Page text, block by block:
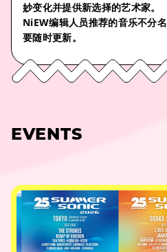
妙变化并提供新选择的艺术家。
NiEW编辑人员推荐的音乐不分
要随时更新。
EVENTS